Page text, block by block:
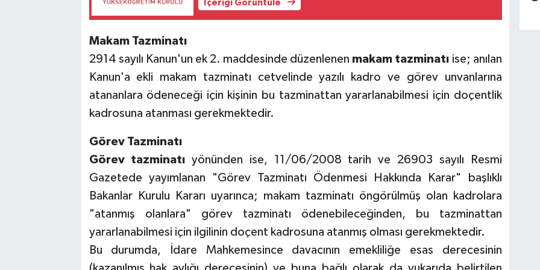
İçeriği Görüntüle
Makam Tazminatı
2914 sayılı Kanun'un ek 2. maddesinde düzenlenen makam tazminatı ise; anılan
Kanun'a ekli makam tazminatı cetvelinde yazılı kadro ve görev unvanlarına
atananlara ödeneceği için kişinin bu tazminattan yararlanabilmesi için doçentlik
kadrosuna atanması gerekmektedir.
Görev Tazminatı
Görev tazminatıyönünden ise, 11/06/2008 tarih ve 26903 sayılı Resmi
Gazetede yayımlanan "Görev Tazminatı Ödenmesi Hakkında Karar" başlıklı
Bakanlar Kurulu Kararı uyarınca; makam tazminatı öngörülmüş olan kadrolara
"atanmış olanlara" görev tazminatı ödenebileceğinden, bu tazminattan
yararlanabilmesi için ilgilinin doçent kadrosuna atanmış olması gerekmektedir.
Bu durumda, İdare Mahkemesince davacının emekliliğe esas derecesinin